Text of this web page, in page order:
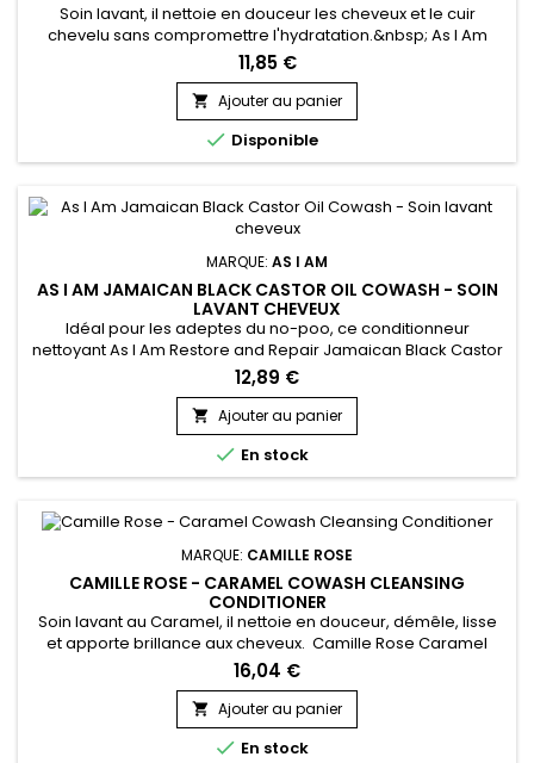
Soin lavant, il nettoie en douceur les cheveux et le cuir
chevelu sans compromettre l'hydratation.&nbsp; As I Am
Coconut CoWash élimine en douceur le sébum du cuir
chevelu, les résidus et les accumulation de produits laissés
par les produits coiffants. Grâce à son savant mélange
d’extrait de feuilles de Thé vert et d’huile de Ricin, Cowash de
As I Am...
11,85 €
 Ajouter au panier
 Disponible
MARQUE: AS I AM
AS I AM JAMAICAN BLACK CASTOR OIL COWASH - SOIN
LAVANT CHEVEUX
Idéal pour les adeptes du no-poo, ce conditionneur
nettoyant As I Am Restore and Repair Jamaican Black Castor
Oil Cowash à base d'ingrédients naturels hydrate et protège
vos cheveux de types 3-4 tout en éliminant les
résidus.&nbsp; Grâce à son infusion à l'huile de Ricin noire de
Jamaïque, il contribue à la pousse du cheveu même au
moment du lavage....
12,89 €
 Ajouter au panier
 En stock
MARQUE: CAMILLE ROSE
CAMILLE ROSE - CARAMEL COWASH CLEANSING
CONDITIONER
Soin lavant au Caramel, il nettoie en douceur, démêle, lisse
et apporte brillance aux cheveux. Camille Rose Caramel
Cowash Cleansing Conditioner élimine toutes les traces de
saleté et l’excès de sébum présent sur les cheveux. Grâce
aux bienfaits du jus d’Aloe Vera, de l’huile de graine de
Carthame et de l'huile vierge de noix de Coco, cette
luxueuse...
16,04 €
 Ajouter au panier
 En stock